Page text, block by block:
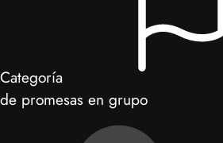
Categoría
de promesas en grupo